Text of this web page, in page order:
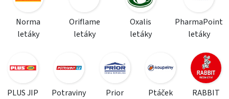
Norma
letáky
Oriflame
letáky
Oxalis
letáky
PharmaPoint
letáky
PLUS JIP
Potraviny
Prior
Ptáček
RABBIT